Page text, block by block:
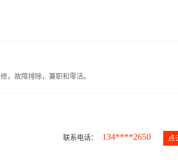
，故障排除，兼职和零活。
联系电话： 134****2650 点